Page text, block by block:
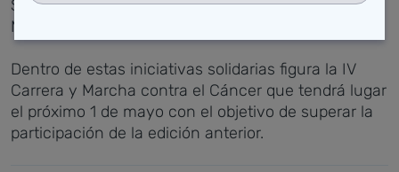
Sonrisas o AMUCCAN (Asociación para la Ayuda de
Mujeres con Cáncer de Mama).
Dentro de estas iniciativas solidarias figura la IV
Carrera y Marcha contra el Cáncer que tendrá lugar
el próximo 1 de mayo con el objetivo de superar la
participación de la edición anterior.